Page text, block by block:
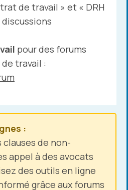
de travail » et « DRH
pour des forums
travail :
:
clauses de non-
appel à des avocats
des outils en ligne
grâce aux forums